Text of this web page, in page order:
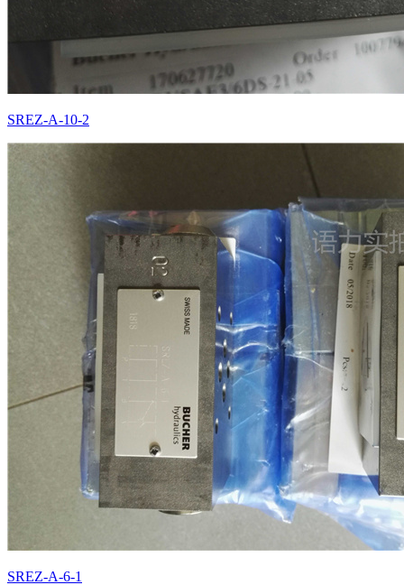
SREZ-A-10-2
SREZ-A-6-1